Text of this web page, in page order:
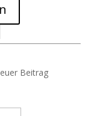
Beitrag